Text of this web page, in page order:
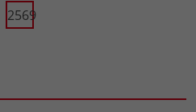
2569